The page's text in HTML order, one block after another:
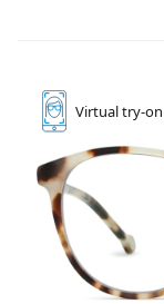
Virtualtry-on